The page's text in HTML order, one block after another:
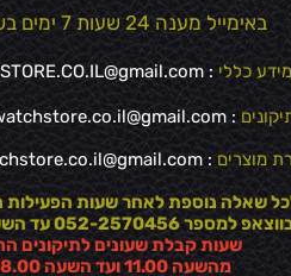
באימייל מענה 24 שעות 7 ימים בשבוע :
מידע כללי :
: REPAIR.watchstore.co.il@gmail.com
מוצרים :
שאלה נוספת לאחר שעות הפעילות
למספר 052-2570456 עד השעה 21.00
שעות קבלת שעונים לתיקונים
מהשעה 11.00 ועד השעה 18.00